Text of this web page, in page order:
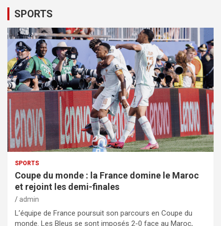
SPORTS
SPORTS
Coupe du monde : la France domine le Maroc
et rejoint les demi-finales
admin
L’équipe de France poursuit son parcours en Coupe du
monde. Les Bleus se sont imposés 2-0 face au Maroc,